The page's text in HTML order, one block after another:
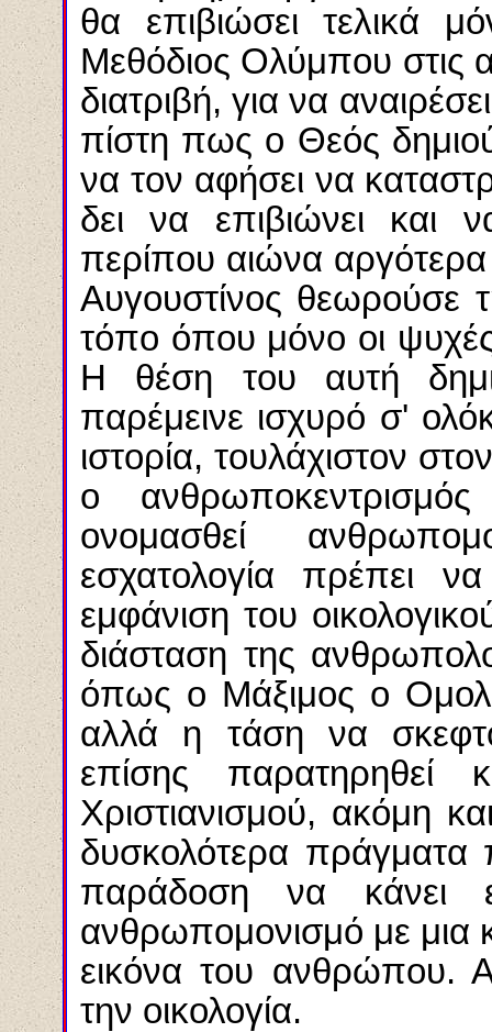
θα επιβιώσει τελικά
Μεθόδιος Ολύμπου στις
διατριβή, για να
πίστη πως ο Θεός
να τον αφήσει να
δει να επιβιώνει
περίπου αιώνα
Αυγουστίνος θεωρούσε
τόπο όπου μόνο οι
Η θέση του αυτή
παρέμεινε ισχυρό σ'
ιστορία, τουλάχιστον
ο
ονομασθεί
εσχατολογία πρέπει
εμφάνιση του
διάσταση της
όπως ο Μάξιμος ο
αλλά η τάση να
επίσης
Χριστιανισμού, ακόμη
δυσκολότερα πράγματα
παράδοση να κάνει
ανθρωπομονισμό με μια
εικόνα του ανθρώπου.
την οικολογία.